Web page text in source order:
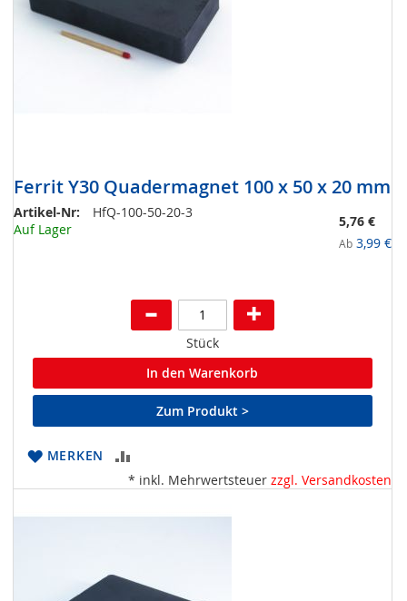
Ferrit Y30 Quadermagnet 100 x 50 x 20 mm
Artikel-Nr:
HfQ-100-50-20-3
Auf Lager
5,76 €
Ab 3,99 €
Stück
In den Warenkorb
Zum Produkt >
MERKEN
VERGLEICHSLISTE
HINZUFÜGEN
* inkl. Mehrwertsteuer zzgl. Versandkosten